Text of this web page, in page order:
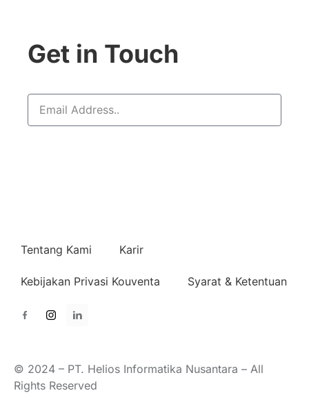
Get in Touch
Tentang Kami Karir
Kebijakan Privasi Kouventa Syarat & Ketentuan
© 2024 – PT. Helios Informatika Nusantara – All
Rights Reserved